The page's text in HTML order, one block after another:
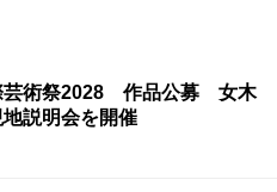
芸術祭2028 作品公募 女木
説明会を開催